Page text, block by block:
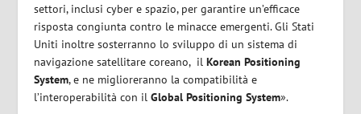
settori, inclusi cyber e spazio, per garantire un’efficace
risposta congiunta contro le minacce emergenti. Gli Stati
Uniti inoltre sosterranno lo sviluppo di un sistema di
navigazione satellitare coreano, ilKorean Positioning
System, e ne miglioreranno la compatibilità e
l’interoperabilità con ilGlobal Positioning System».